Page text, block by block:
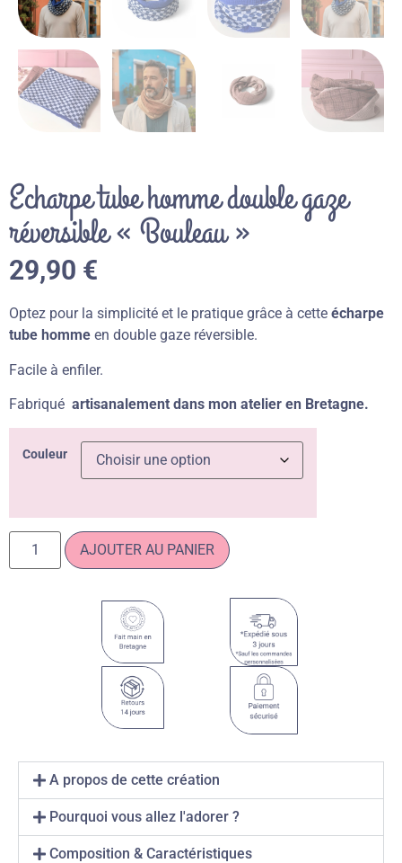
Echarpe tube homme double gaze
réversible « Bouleau »
29,90 €
Optez pour la simplicité et le pratique grâce à cette écharpe
tube homme en double gaze réversible.
Facile à enfiler.
Fabriqué artisanalement dans mon atelier en Bretagne.
Couleur
AJOUTER AU PANIER
A propos de cette création
Pourquoi vous allez l'adorer ?
Composition & Caractéristiques